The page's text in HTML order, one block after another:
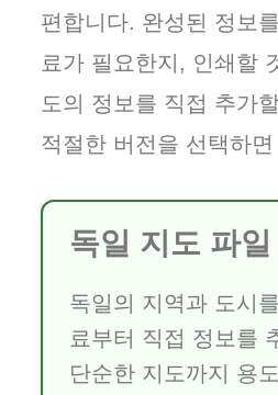
편합니다. 완성된 정보
료가 필요한지, 인쇄할
도의 정보를 직접 추가
적절한 버전을 선택하
독일 지도 파일
독일의 지역과 도시
료부터 직접 정보를
단순한 지도까지 용